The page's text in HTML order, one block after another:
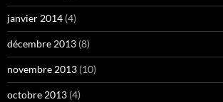
janvier 2014 (4)
décembre 2013 (8)
novembre 2013 (10)
octobre 2013 (4)